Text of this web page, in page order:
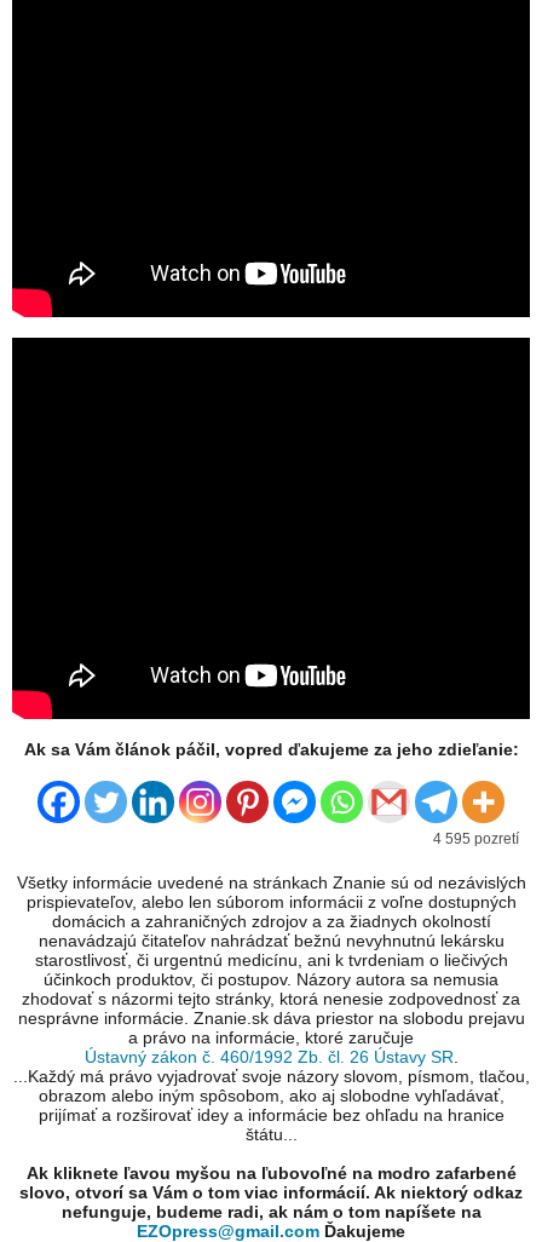
Ak sa Vám článok páčil, vopred ďakujeme za jeho zdieľanie:
4 595 pozretí
Všetky informácie uvedené na stránkach Znanie sú od nezávislých
prispievateľov, alebo len súborom informácii z voľne dostupných
domácich a zahraničných zdrojov a za žiadnych okolností
nenavádzajú čitateľov nahrádzať bežnú nevyhnutnú lekársku
starostlivosť, či urgentnú medicínu, ani k tvrdeniam o liečivých
účinkoch produktov, či postupov. Názory autora sa nemusia
zhodovať s názormi tejto stránky, ktorá nenesie zodpovednosť za
nesprávne informácie. Znanie.sk dáva priestor na slobodu prejavu
a právo na informácie, ktoré zaručuje
Ústavný zákon č. 460/1992 Zb. čl. 26 Ústavy SR
...Každý má právo vyjadrovať svoje názory slovom, písmom, tlačou,
obrazom alebo iným spôsobom, ako aj slobodne vyhľadávať,
prijímať a rozširovať idey a informácie bez ohľadu na hranice
štátu...
Ak kliknete ľavou myšou na ľubovoľné na modro zafarbené
slovo, otvorí sa Vám o tom viac informácií. Ak niektorý odkaz
nefunguje, budeme radi, ak nám o tom napíšete na
EZOpress@gmail.com Ďakujeme